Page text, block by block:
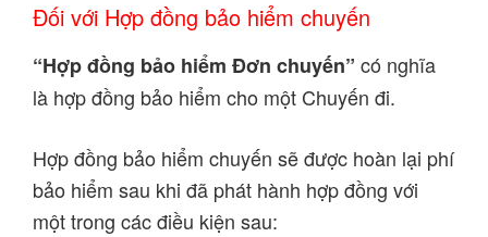
Đối với Hợp đồng bảo hiểm chuyến
“Hợp đồng bảo hiểm Đơn chuyến” có nghĩa
là hợp đồng bảo hiểm cho một Chuyến đi.
Hợp đồng bảo hiểm chuyến sẽ được hoàn lại phí
bảo hiểm sau khi đã phát hành hợp đồng với
một trong các điều kiện sau: